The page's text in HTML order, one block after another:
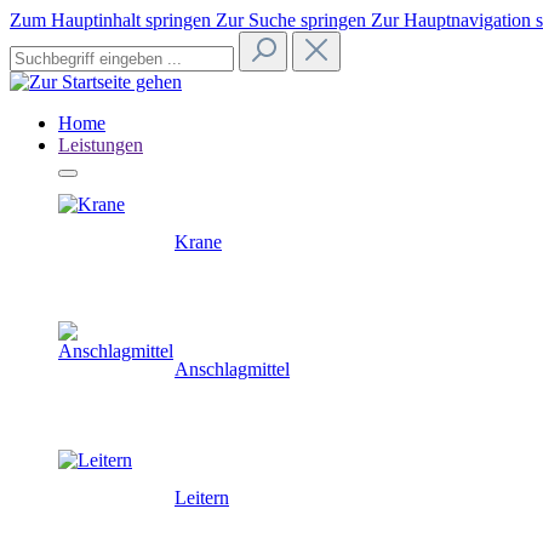
Zum Hauptinhalt springen Zur Suche springen Zur Hauptnavigation
Home
Leistungen
Krane
Anschlagmittel
Leitern